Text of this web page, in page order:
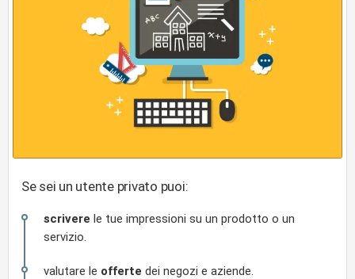
Se sei un utente privato puoi:
scrivere le tue impressioni su un prodotto o un
servizio.
valutare le offerte dei negozi e aziende.